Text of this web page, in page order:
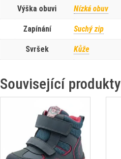
Výška obuvi Nízká obuv
Zapínání Suchý zip
Svršek Kůže
Související produkty